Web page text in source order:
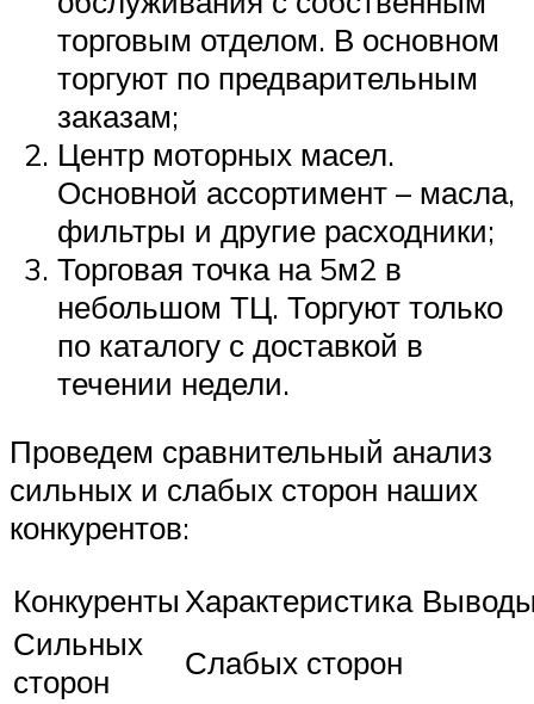
торговым отделом. В основном
торгуют по предварительным
заказам;
Центр моторных масел.
Основной ассортимент – масла,
фильтры и другие расходники;
Торговая точка на 5м2 в
небольшом ТЦ. Торгуют только
по каталогу с доставкой в
течении недели.
Проведем сравнительный анализ
сильных и слабых сторон наших
конкурентов:
Конкуренты Характеристика
Сильных
сторон
Слабых сторон